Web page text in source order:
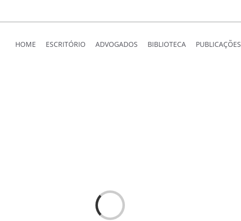
HOME ESCRITÓRIO ADVOGADOS BIBLIOTECA PUBLICAÇÕES
Loading...